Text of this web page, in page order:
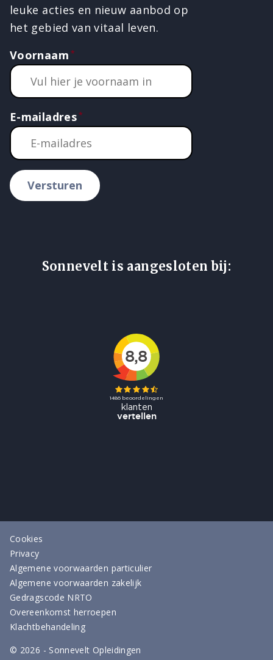
leuke acties en nieuw aanbod op
het gebied van vitaal leven.
Voornaam
E-mailadres
Versturen
Sonnevelt is aangesloten bij:
Cookies
Privacy
Algemene voorwaarden particulier
Algemene voorwaarden zakelijk
Gedragscode NRTO
Overeenkomst herroepen
Klachtbehandeling
© 2026 - Sonnevelt Opleidingen